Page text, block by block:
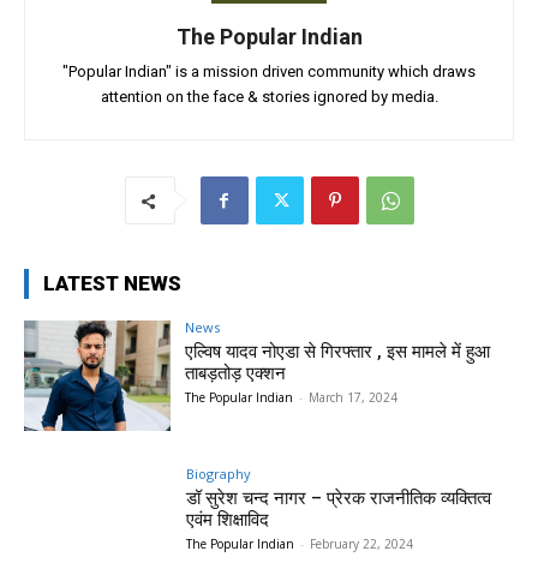
The Popular Indian
"Popular Indian" is a mission driven community which draws
attention on the face & stories ignored by media.
LATEST NEWS
News
एल्विष यादव नोएडा से गिरफ्तार , इस मामले में हुआ
ताबड़तोड़ एक्शन
The Popular Indian - March 17, 2024
Biography
डॉ सुरेश चन्द नागर – प्रेरक राजनीतिक व्यक्तित्व
एवंम शिक्षाविद
The Popular Indian - February 22, 2024